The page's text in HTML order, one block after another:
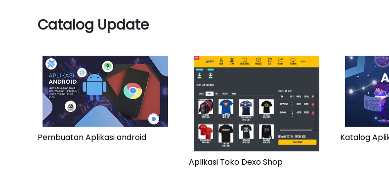
Catalog Update
Pembuatan Aplikasi android
Aplikasi Toko Dexo Shop
Katalog